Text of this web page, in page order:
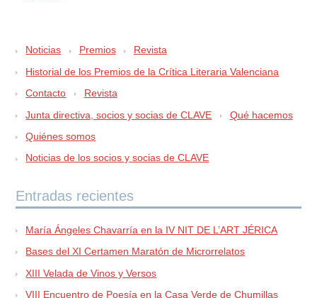
Noticias Premios
Revista
Historial de los Premios de la Crítica Literaria Valenciana
Contacto
Revista
Junta directiva, socios y socias de CLAVE
Qué hacemos
Quiénes somos
Noticias de los socios y socias de CLAVE
Entradas recientes
María Ángeles Chavarría en la IV NIT DE L’ART JÉRICA
Bases del XI Certamen Maratón de Microrrelatos
XIII Velada de Vinos y Versos
VIII Encuentro de Poesía en la Casa Verde de Chumillas